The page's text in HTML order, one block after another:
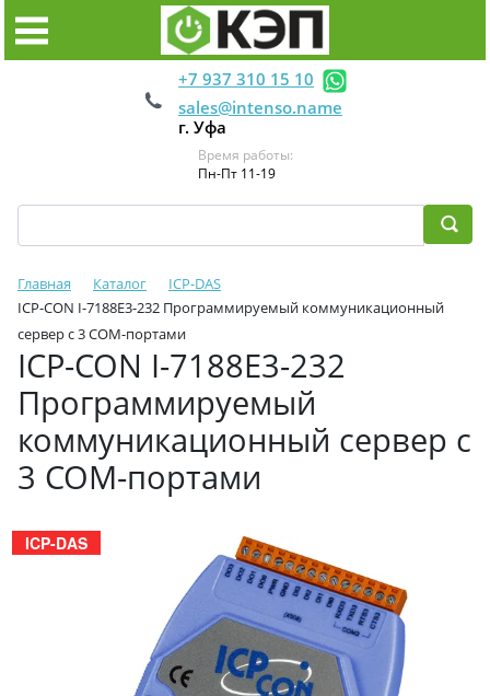
+7 937 310 15 10
sales@intenso.name
г. Уфа
Время работы:
Пн-Пт 11-19
Главная Каталог
ICP-DAS
ICP-CON I-7188E3-232 Программируемый коммуникационный
сервер с 3 COM-портами
ICP-CON I-7188E3-232
Программируемый
коммуникационный сервер с
3 COM-портами
ICP-DAS